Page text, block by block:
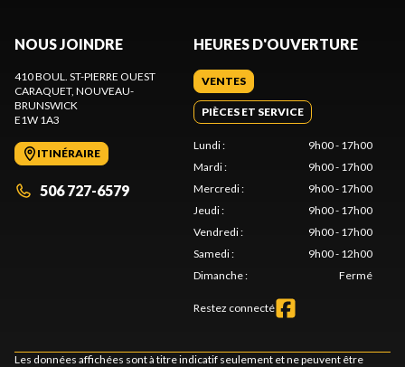
NOUS JOINDRE
410 BOUL. ST-PIERRE OUEST
CARAQUET, NOUVEAU-
BRUNSWICK
E1W 1A3
ITINÉRAIRE
506 727-6579
HEURES D'OUVERTURE
VENTES
PIÈCES ET SERVICE
Lundi:
9h00 - 17h00
Mardi:
9h00 - 17h00
Mercredi:
9h00 - 17h00
Jeudi:
9h00 - 17h00
Vendredi:
9h00 - 17h00
Samedi:
9h00 - 12h00
Dimanche: Fermé
Restez connecté
Les données affichées sont à titre indicatif seulement et ne peuvent être